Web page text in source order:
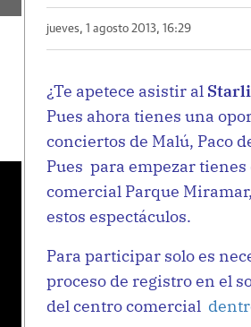
jueves, 1 agosto 2013, 16:29
¿Te apetece asistir al
Pues ahora tienes una
conciertos de Malú, Paco
Pues para empezar
comercial Parque
estos espectáculos.
Para participar solo es
proceso de registro en el
del centro comercial